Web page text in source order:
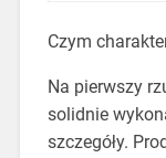
Czym
Na pierwszy
solidnie
szczegóły.